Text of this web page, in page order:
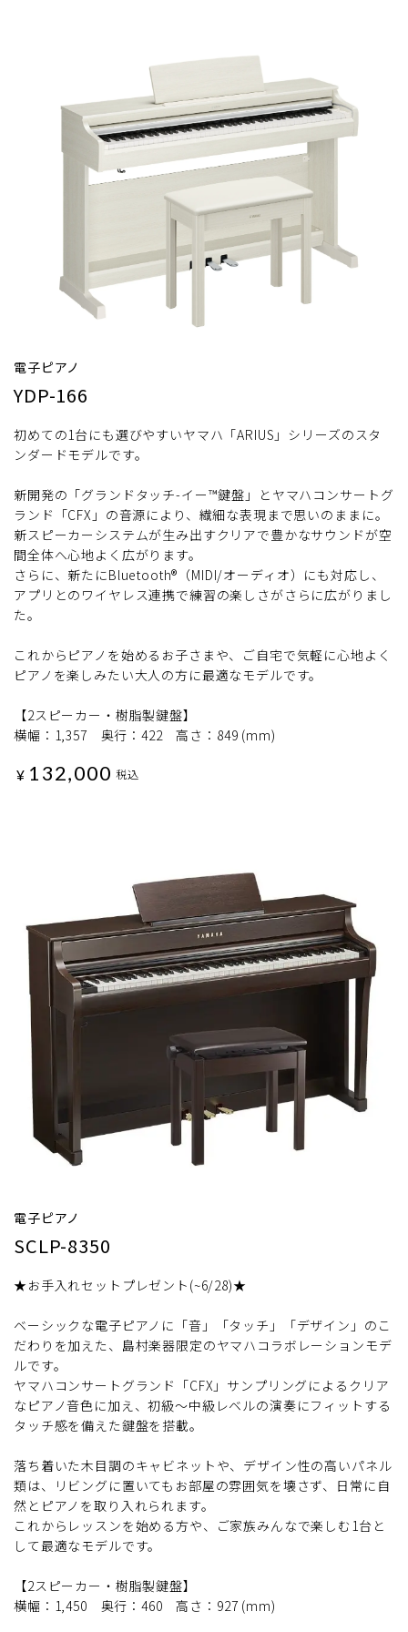
電子ピアノ
YDP-166
初めての1台にも選びやすいヤマハ「ARIUS」シリーズのスタ
ンダードモデルです。
新開発の「グランドタッチ-イー™鍵盤」とヤマハコンサートグ
ランド「CFX」の音源により、繊細な表現まで思いのままに。
新スピーカーシステムが生み出すクリアで豊かなサウンドが空
間全体へ心地よく広がります。
さらに、新たにBluetooth®（MIDI/オーディオ）にも対応し、
アプリとのワイヤレス連携で練習の楽しさがさらに広がりまし
た。
これからピアノを始めるお子さまや、ご自宅で気軽に心地よく
ピアノを楽しみたい大人の方に最適なモデルです。
【2スピーカー・樹脂製鍵盤】
横幅：1,357 奥行：422 高さ：849 (mm)
¥ 132,000 税込
電子ピアノ
SCLP-8350
★お手入れセットプレゼント(~6/28)★
ベーシックな電子ピアノに「音」「タッチ」「デザイン」のこ
だわりを加えた、島村楽器限定のヤマハコラボレーションモデ
ルです。
ヤマハコンサートグランド「CFX」サンプリングによるクリア
なピアノ音色に加え、初級〜中級レベルの演奏にフィットする
タッチ感を備えた鍵盤を搭載。
落ち着いた木目調のキャビネットや、デザイン性の高いパネル
類は、リビングに置いてもお部屋の雰囲気を壊さず、日常に自
然とピアノを取り入れられます。
これからレッスンを始める方や、ご家族みんなで楽しむ1台と
して最適なモデルです。
【2スピーカー・樹脂製鍵盤】
横幅：1,450 奥行：460 高さ：927 (mm)